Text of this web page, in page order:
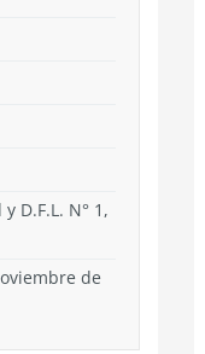
D.F.L. N° 1,
de